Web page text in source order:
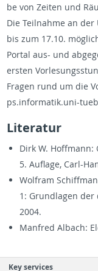
be von Zei­ten und
Die Teil­nah­me an
bis zum 17.10.
Por­tal aus- und
ers­ten
Fra­gen rund um die
ps.​informatik.​uni-​
Li­te­ra­tur
Dirk W.
5. Auf­la­ge, Carl-
Wolf­ram
1: Grund­la­gen der
2004.
Man­fred Al­bach:
Key services